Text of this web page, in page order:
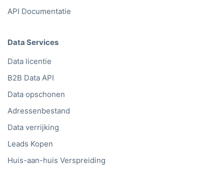
API Documentatie
Data Services
Data licentie
B2B Data API
Data opschonen
Adressenbestand
Data verrijking
Leads Kopen
Huis-aan-huis Verspreiding